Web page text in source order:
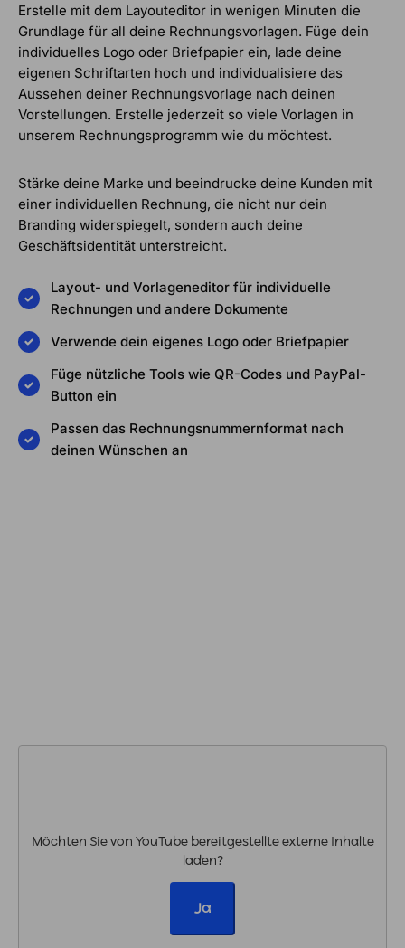
Erstelle mit dem Layouteditor in wenigen Minuten die
Grundlage für all deine Rechnungsvorlagen. Füge dein
individuelles Logo oder Briefpapier ein, lade deine
eigenen Schriftarten hoch und individualisiere das
Aussehen deiner Rechnungsvorlage nach deinen
Vorstellungen. Erstelle jederzeit so viele Vorlagen in
unserem Rechnungsprogramm wie du möchtest.
Stärke deine Marke und beeindrucke deine Kunden mit
einer individuellen Rechnung, die nicht nur dein
Branding widerspiegelt, sondern auch deine
Geschäftsidentität unterstreicht.
Layout- und Vorlageneditor für individuelle
Rechnungen und andere Dokumente
Verwende dein eigenes Logo oder Briefpapier
Füge nützliche Tools wie QR-Codes und PayPal-
Button ein
Passen das Rechnungsnummernformat nach
deinen Wünschen an
Möchten Sie von YouTubebereitgestellte externe Inhalte
laden?
Ja